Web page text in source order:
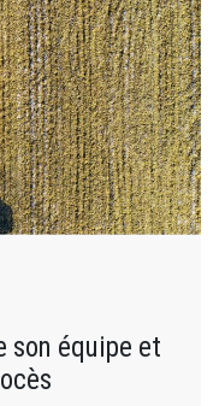
son équipe et